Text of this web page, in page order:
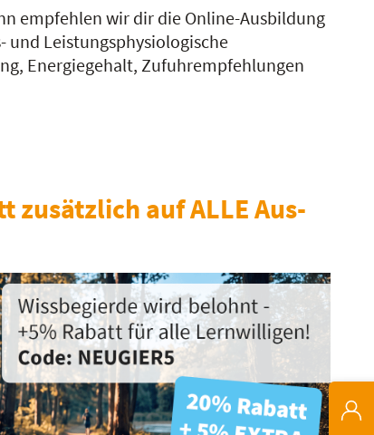
empfehlen wir dir die Online-Ausbildung
und Leistungsphysiologische
Energiegehalt, Zufuhrempfehlungen
zusätzlich auf ALLE Aus-